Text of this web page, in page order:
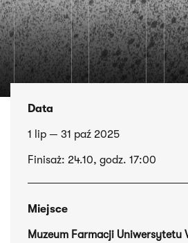
Data
1 lip — 31 paź 2025
Finisaż: 24.10, godz. 17:00
Miejsce
Muzeum Farmacji Uniwersytetu